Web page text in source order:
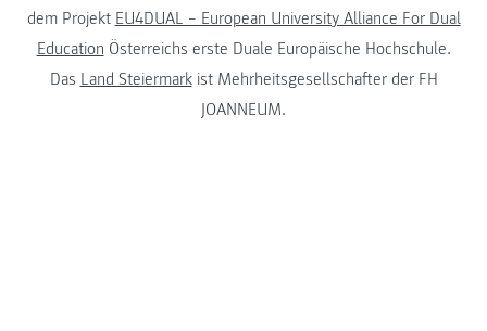
dem Projekt EU4DUAL – European University Alliance For Dual
Education Österreichs erste Duale Europäische Hochschule.
Das Land Steiermarkist Mehrheitsgesellschafter der FH
JOANNEUM.